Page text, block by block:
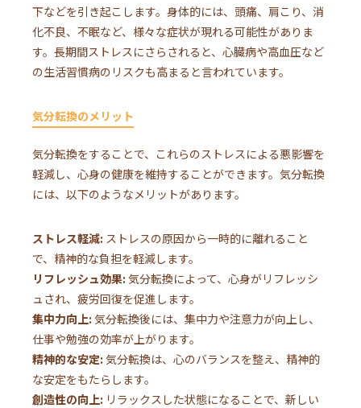
下などを引き起こします。身体的には、頭痛、肩こり、消
化不良、不眠など、様々な症状が現れる可能性がありま
す。長期間ストレスにさらされると、心臓病や高血圧など
の生活習慣病のリスクも高まると言われています。
気分転換のメリット
気分転換をすることで、これらのストレスによる悪影響を
軽減し、心身の健康を維持することができます。気分転換
には、以下のようなメリットがあります。
ストレス軽減: ストレスの原因から一時的に離れること
で、精神的な負担を軽減します。
リフレッシュ効果: 気分転換によって、心身がリフレッシ
ュされ、疲労回復を促進します。
集中力向上: 気分転換後には、集中力や注意力が向上し、
仕事や勉強の効率が上がります。
精神的な安定: 気分転換は、心のバランスを整え、精神的
な安定をもたらします。
創造性の向上: リラックスした状態になることで、新しい